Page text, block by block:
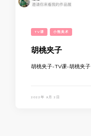
TV课 小熊美术
胡桃夹子
胡桃夹子-TV课-胡桃夹子
2022年 9月 2日